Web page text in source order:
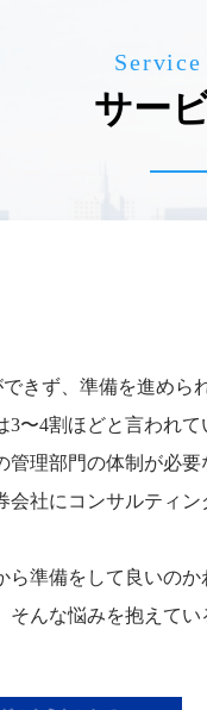
Service
サー
きず、準備を進め
〜4割ほどと言われて
理部門の体制が必
社にコンサルティ
準備をして良いの
んな悩みを抱えて